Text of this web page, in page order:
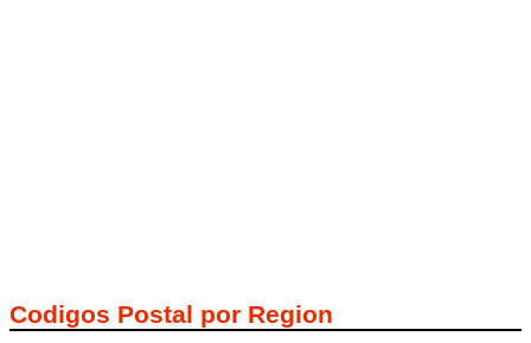
Codigos Postal por Region